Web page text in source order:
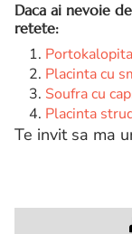
Daca ai nevoie
retete:
Portokalopita
Placinta cu
Soufra cu
Placinta
Te invit sa ma